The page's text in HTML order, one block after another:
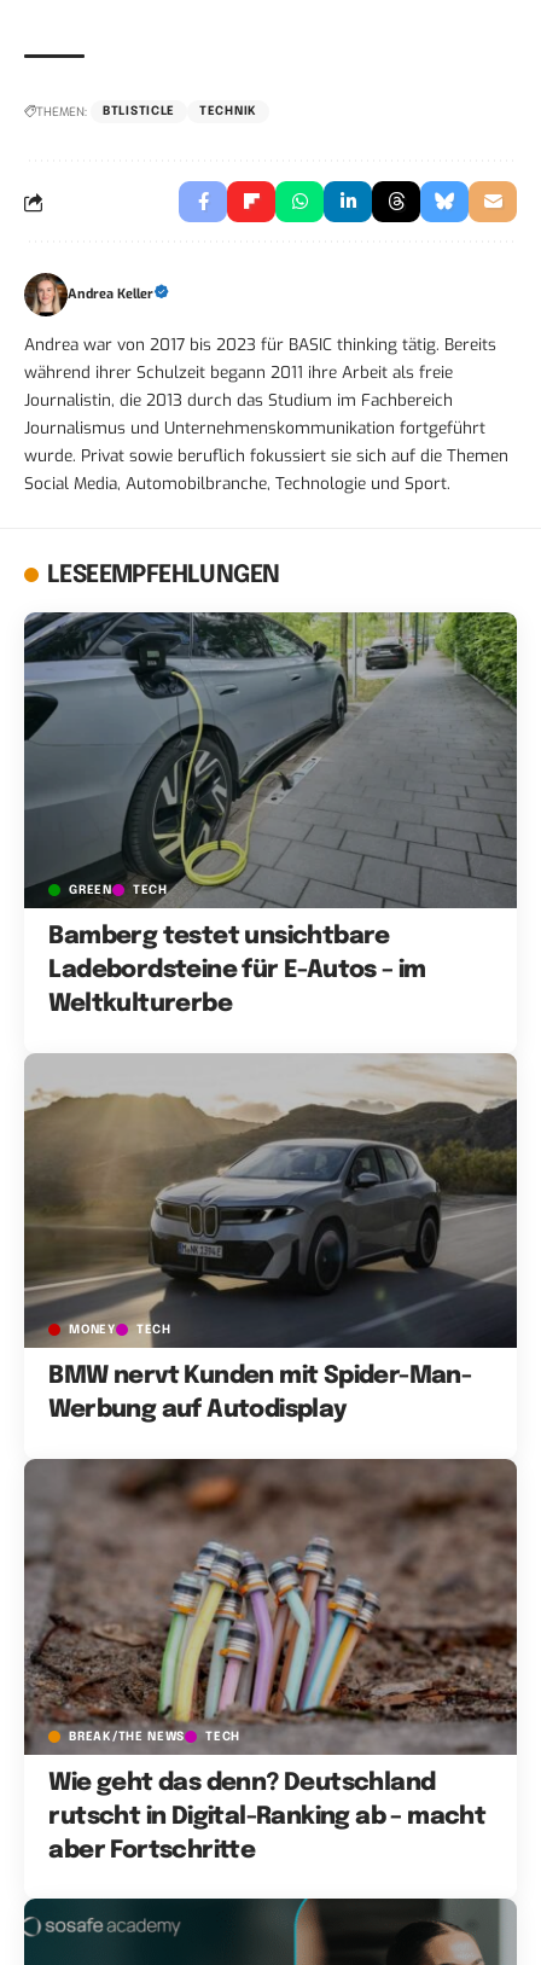
THEMEN: BTLISTICLE TECHNIK
Andrea Keller
Andrea war von 2017 bis 2023 für BASIC thinking tätig. Bereits
während ihrer Schulzeit begann 2011 ihre Arbeit als freie
Journalistin, die 2013 durch das Studium im Fachbereich
Journalismus und Unternehmenskommunikation fortgeführt
wurde. Privat sowie beruflich fokussiert sie sich auf die Themen
Social Media, Automobilbranche, Technologie und Sport.
LESEEMPFEHLUNGEN
GREEN TECH
Bamberg testet unsichtbare
Ladebordsteine für E-Autos – im
Weltkulturerbe
MONEY TECH
BMW nervt Kunden mit Spider-Man-
Werbung auf Autodisplay
BREAK/THE NEWS TECH
Wie geht das denn? Deutschland
rutscht in Digital-Ranking ab – macht
aber Fortschritte